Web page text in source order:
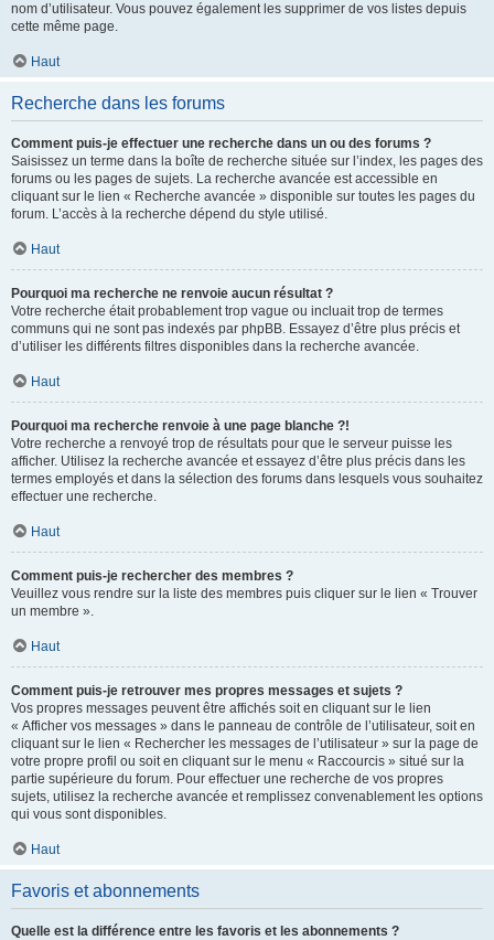
nom d’utilisateur. Vous pouvez également les supprimer de vos listes depuis
cette même page.
Haut
Recherche dans les forums
Comment puis-je effectuer une recherche dans un ou des forums ?
Saisissez un terme dans la boîte de recherche située sur l’index, les pages des
forums ou les pages de sujets. La recherche avancée est accessible en
cliquant sur le lien « Recherche avancée » disponible sur toutes les pages du
forum. L’accès à la recherche dépend du style utilisé.
Haut
Pourquoi ma recherche ne renvoie aucun résultat ?
Votre recherche était probablement trop vague ou incluait trop de termes
communs qui ne sont pas indexés par phpBB. Essayez d’être plus précis et
d’utiliser les différents filtres disponibles dans la recherche avancée.
Haut
Pourquoi ma recherche renvoie à une page blanche ?!
Votre recherche a renvoyé trop de résultats pour que le serveur puisse les
afficher. Utilisez la recherche avancée et essayez d’être plus précis dans les
termes employés et dans la sélection des forums dans lesquels vous souhaitez
effectuer une recherche.
Haut
Comment puis-je rechercher des membres ?
Veuillez vous rendre sur la liste des membres puis cliquer sur le lien « Trouver
un membre ».
Haut
Comment puis-je retrouver mes propres messages et sujets ?
Vos propres messages peuvent être affichés soit en cliquant sur le lien
« Afficher vos messages » dans le panneau de contrôle de l’utilisateur, soit en
cliquant sur le lien « Rechercher les messages de l’utilisateur » sur la page de
votre propre profil ou soit en cliquant sur le menu « Raccourcis » situé sur la
partie supérieure du forum. Pour effectuer une recherche de vos propres
sujets, utilisez la recherche avancée et remplissez convenablement les options
qui vous sont disponibles.
Haut
Favoris et abonnements
Quelle est la différence entre les favoris et les abonnements ?